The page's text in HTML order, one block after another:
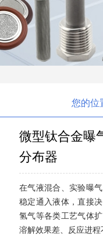
您的位
微型钛合金曝
分布器
在气液混合、实验曝
稳定通入液体，直接
氢气等各类工艺气体
溶解效果差、反应进